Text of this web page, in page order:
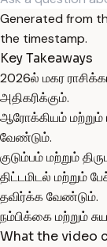
Generated from
the timestamp.
Key Takeaways
2026ல் மகர
அதிகரிக்கும்.
ஆரோக்கியம் மற்றும்
வேண்டும்.
குடும்பம் மற்றும்
திட்டமிடல் மற்றும்
தவிர்க்க வேண்டும்.
நம்பிக்கை மற்றும்
What the video